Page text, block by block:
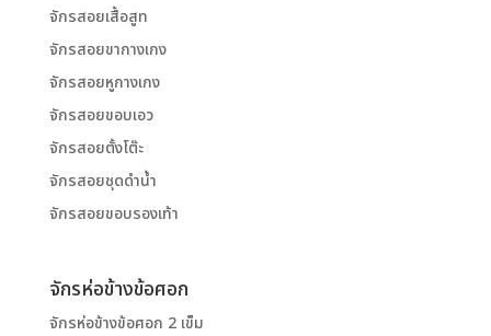
จักรสอยเสื้อสูท
จักรสอยขากางเกง
จักรสอยหูกางเกง
จักรสอยขอบเอว
จักรสอยตั้งโต๊ะ
จักรสอยชุดดำน้ำ
จักรสอยขอบรองเท้า
จักรห่อข้างข้อศอก
จักรห่อข้างข้อศอก 2 เข็ม